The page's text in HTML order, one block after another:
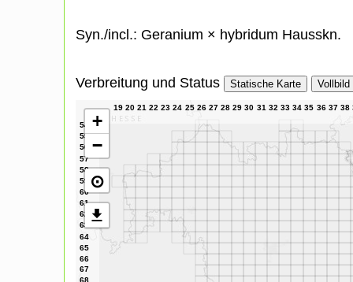
Syn./incl.: Geranium × hybridum Hausskn.
Verbreitung und Status Statische Karte Vollbild
+
−
⊙